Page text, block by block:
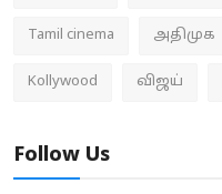
Tamil cinema அதிமுக
Kollywood விஜய்
Follow Us